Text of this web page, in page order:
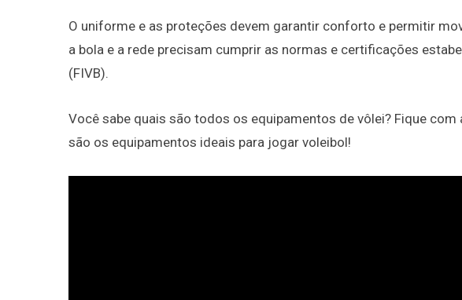
O uniforme e as proteções devem garantir conforto e permitir
a bola e a rede precisam cumprir as normas e certificações
(FIVB).
Você sabe quais são todos os equipamentos de vôlei? Fique com
são os equipamentos ideais para jogar voleibol!